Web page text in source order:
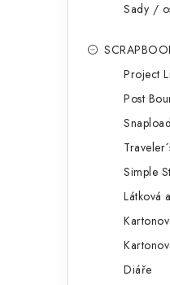
Sady /
Project
Post
Simple
Látková
Diáře